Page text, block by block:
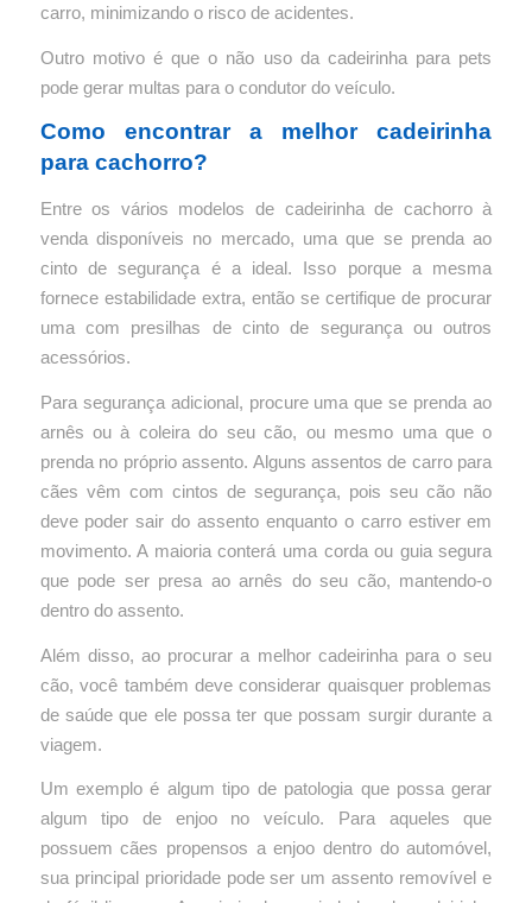
carro, minimizando o risco de acidentes.
Outro motivo é que o não uso da cadeirinha para pets
pode gerar multas para o condutor do veículo.
Como encontrar a melhor cadeirinha
para cachorro?
Entre os vários modelos de cadeirinha de cachorro à
venda disponíveis no mercado, uma que se prenda ao
cinto de segurança é a ideal. Isso porque a mesma
fornece estabilidade extra, então se certifique de procurar
uma com presilhas de cinto de segurança ou outros
acessórios.
Para segurança adicional, procure uma que se prenda ao
arnês ou à coleira do seu cão, ou mesmo uma que o
prenda no próprio assento. Alguns assentos de carro para
cães vêm com cintos de segurança, pois seu cão não
deve poder sair do assento enquanto o carro estiver em
movimento.A maioria conterá uma corda ou guia segura
que pode ser presa ao arnês do seu cão, mantendo-o
dentro do assento.
Além disso, ao procurar a melhor cadeirinha para o seu
cão, você também deve considerar quaisquer problemas
de saúde que ele possa ter que possam surgir durante a
viagem.
Um exemplo é algum tipo de patologia que possa gerar
algum tipo de enjoo no veículo. Para aqueles que
possuem cães propensos a enjoo dentro do automóvel,
sua principal prioridade pode ser um assento removível e